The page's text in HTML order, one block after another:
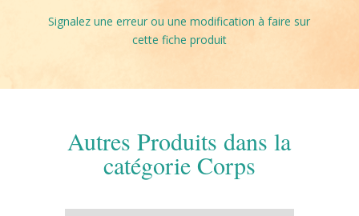
Signalez une erreur ou une modification à faire sur
cette fiche produit
Autres Produits dans la
catégorie Corps